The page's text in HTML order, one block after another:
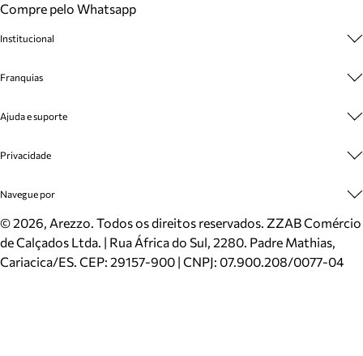
Compre pelo Whatsapp
Institucional
Cashback
Venda Corporativa
Mapa do Site
Inverno
Mundo Arezzo
Franquias
Plano de Negócio
Ajuda e suporte
Cadastro
Meus Pedidos
Trocas e Devoluções
Cartão Presente
Localizador de lojas
Privacidade
Politica e Privacidade
Navegue por
Sapatos
Bolsas
Scarpins
©2026, Arezzo. Todos os direitos reservados. ZZAB Comércio
de Calçados Ltda. | Rua África do Sul, 2280. Padre Mathias,
Cariacica/ES. CEP: 29157-900 | CNPJ: 07.900.208/0077-04